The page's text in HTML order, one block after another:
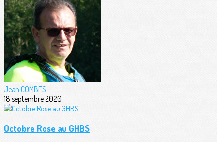
Jean COMBES
18 septembre 2020
Octobre Rose au GHBS